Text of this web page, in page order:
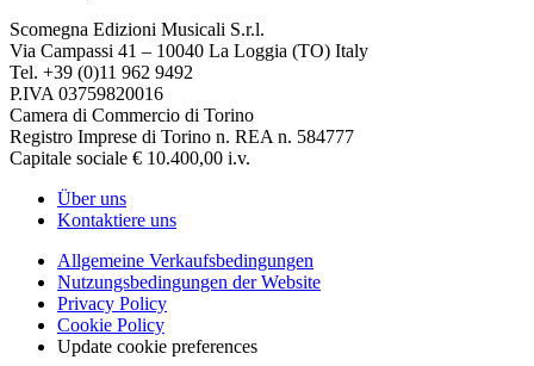
Scomegna Edizioni Musicali S.r.l.
Via Campassi 41 – 10040 La Loggia (TO) Italy
Tel. +39 (0)11 962 9492
P.IVA 03759820016
Camera di Commercio di Torino
Registro Imprese di Torino n. REA n. 584777
Capitale sociale € 10.400,00 i.v.
Über uns
Kontaktiere uns
Allgemeine Verkaufsbedingungen
Nutzungsbedingungen der Website
Privacy Policy
Cookie Policy
Update cookie preferences